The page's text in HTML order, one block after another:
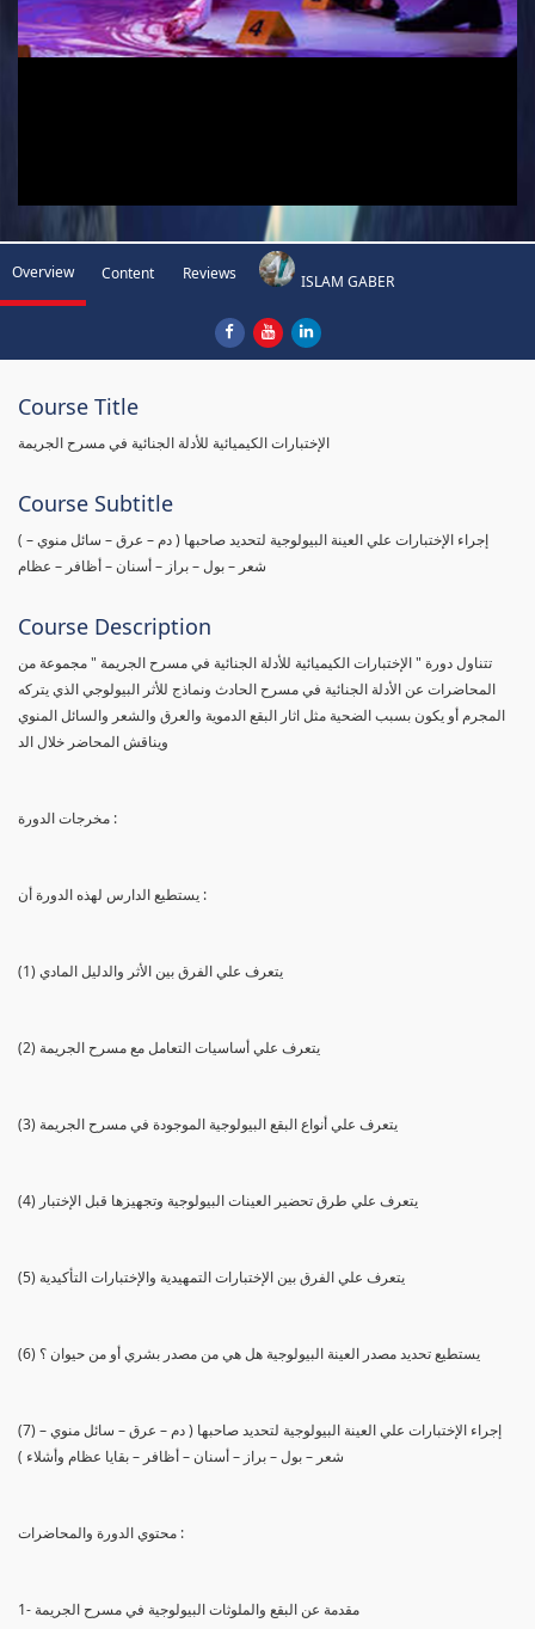
Overview Content Reviews ISLAM GABER
Course Title
الإختبارات الكيميائية للأدلة الجنائية في مسرح الجريمة
Course Subtitle
( إجراء الإختبارات علي العينة البيولوجية لتحديد صاحبها ( دم – عرق – سائل منوي –
شعر – بول – براز – أسنان – أظافر – عظام
Course Description
تتناول دورة " الإختبارات الكيميائية للأدلة الجنائية في مسرح الجريمة " مجموعة من
المحاضرات عن الأدلة الجنائية في مسرح الحادث ونماذج للأثر البيولوجي الذي يتركه
المجرم أو يكون بسبب الضحية مثل اثار البقع الدموية والعرق والشعر والسائل المنوي
ويناقش المحاضر خلال الد
مخرجات الدورة :
يستطيع الدارس لهذه الدورة أن :
(1) يتعرف علي الفرق بين الأثر والدليل المادي
(2) يتعرف علي أساسيات التعامل مع مسرح الجريمة
(3) يتعرف علي أنواع البقع البيولوجية الموجودة في مسرح الجريمة
(4) يتعرف علي طرق تحضير العينات البيولوجية وتجهيزها قبل الإختبار
(5) يتعرف علي الفرق بين الإختبارات التمهيدية والإختبارات التأكيدية
(6) يستطيع تحديد مصدر العينة البيولوجية هل هي من مصدر بشري أو من حيوان ؟
(7) إجراء الإختبارات علي العينة البيولوجية لتحديد صاحبها ( دم – عرق – سائل منوي –
شعر – بول – براز – أسنان – أظافر – بقايا عظام وأشلاء )
محتوي الدورة والمحاضرات :
1- مقدمة عن البقع والملوثات البيولوجية في مسرح الجريمة